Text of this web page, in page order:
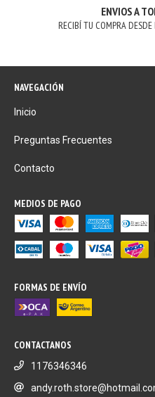
ENVIOS A
RECIBÍ TU COMPRA
NAVEGACIÓN
Inicio
Preguntas Frecuentes
Contacto
MEDIOS DE PAGO
FORMAS DE ENVÍO
CONTACTANOS
1176346346